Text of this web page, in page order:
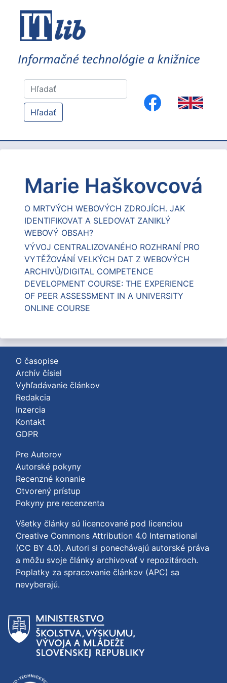
Hľadať
Marie Haškovcová
O MRTVÝCH WEBOVÝCH ZDROJÍCH. JAK
IDENTIFIKOVAT A SLEDOVAT ZANIKLÝ
WEBOVÝ OBSAH?
VÝVOJ CENTRALIZOVANÉHO ROZHRANÍ PRO
VYTĚŽOVÁNÍ VELKÝCH DAT Z WEBOVÝCH
ARCHIVŮ/DIGITAL COMPETENCE
DEVELOPMENT COURSE: THE EXPERIENCE
OF PEER ASSESSMENT IN A UNIVERSITY
ONLINE COURSE
O časopise
Archív čísiel
Vyhľadávanie článkov
Redakcia
Inzercia
Kontakt
GDPR
Pre Autorov
Autorské pokyny
Recenzné konanie
Otvorený prístup
Pokyny pre recenzenta
Všetky články sú licencované pod licenciou
Creative Commons Attribution 4.0 International
(CC BY 4.0). Autori si ponechávajú autorské práva
a môžu svoje články archivovať v repozitároch.
Poplatky za spracovanie článkov (APC) sa
nevyberajú.